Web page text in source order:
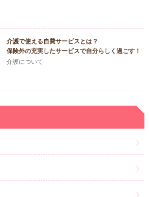
介護で使える自費サービスとは？
保険外の充実したサービスで自分らしく過ごす！
介護について